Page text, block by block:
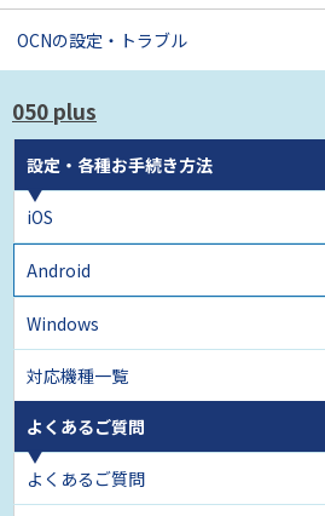
OCNの設定・トラブル
050 plus
設定・各種お手続き方法
iOS
Android
Windows
対応機種一覧
よくあるご質問
よくあるご質問